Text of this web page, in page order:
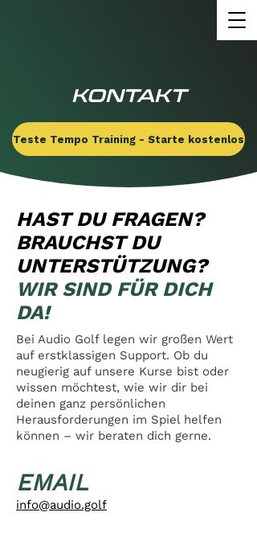
KONTAKT
Teste Tempo Training - Starte kostenlos
HAST DU FRAGEN?
BRAUCHST DU
UNTERSTÜTZUNG?
WIR SIND FÜR DICH
DA!
Bei Audio Golf legen wir großen Wert
auf erstklassigen Support. Ob du
neugierig auf unsere Kurse bist oder
wissen möchtest, wie wir dir bei
deinen ganz persönlichen
Herausforderungen im Spiel helfen
können – wir beraten dich gerne.
EMAIL
info@audio.golf